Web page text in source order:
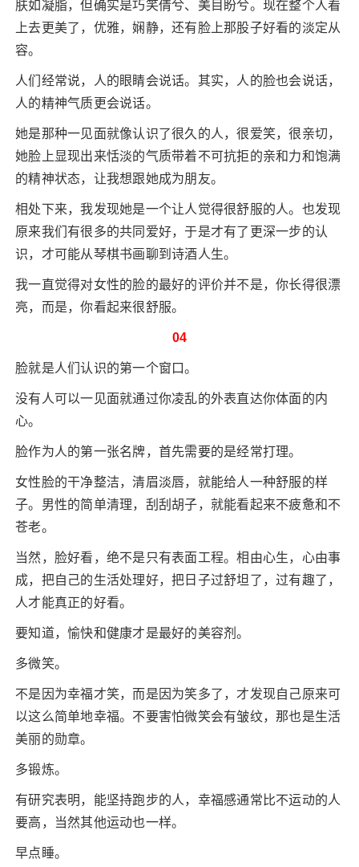
肤如凝脂，但确实是巧笑倩兮、美目盼兮。现在整个人看
上去更美了，优雅，娴静，还有脸上那股子好看的淡定从
容。
人们经常说，人的眼睛会说话。其实，人的脸也会说话，
人的精神气质更会说话。
她是那种一见面就像认识了很久的人，很爱笑，很亲切，
她脸上显现出来恬淡的气质带着不可抗拒的亲和力和饱满
的精神状态，让我想跟她成为朋友。
相处下来，我发现她是一个让人觉得很舒服的人。也发现
原来我们有很多的共同爱好，于是才有了更深一步的认
识，才可能从琴棋书画聊到诗酒人生。
我一直觉得对女性的脸的最好的评价并不是，你长得很漂
亮，而是，你看起来很舒服。
04
脸就是人们认识的第一个窗口。
没有人可以一见面就通过你凌乱的外表直达你体面的内
心。
脸作为人的第一张名牌，首先需要的是经常打理。
女性脸的干净整洁，清眉淡唇，就能给人一种舒服的样
子。男性的简单清理，刮刮胡子，就能看起来不疲惫和不
苍老。
当然，脸好看，绝不是只有表面工程。相由心生，心由事
成，把自己的生活处理好，把日子过舒坦了，过有趣了，
人才能真正的好看。
要知道，愉快和健康才是最好的美容剂。
多微笑。
不是因为幸福才笑，而是因为笑多了，才发现自己原来可
以这么简单地幸福。不要害怕微笑会有皱纹，那也是生活
美丽的勋章。
多锻炼。
有研究表明，能坚持跑步的人，幸福感通常比不运动的人
要高，当然其他运动也一样。
早点睡。